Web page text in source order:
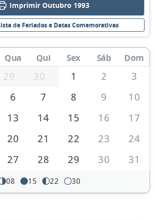
Imprimir Outubro 1993
de Feriados e Datas Comemorativas
Qua Qui Sex Sáb Dom
29 30 1 2
3
6 7 8 9
10
13 14 15 16
17
20 21 22 23
24
27 28 29 30 31
08 15 22 30